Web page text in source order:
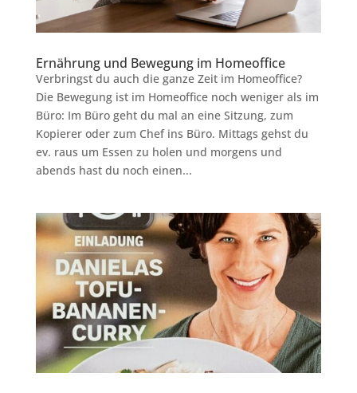
Ernährung und Bewegung im Homeoffice
Verbringst du auch die ganze Zeit im Homeoffice?
Die Bewegung ist im Homeoffice noch weniger als im
Büro: Im Büro geht du mal an eine Sitzung, zum
Kopierer oder zum Chef ins Büro. Mittags gehst du
ev. raus um Essen zu holen und morgens und
abends hast du noch einen...